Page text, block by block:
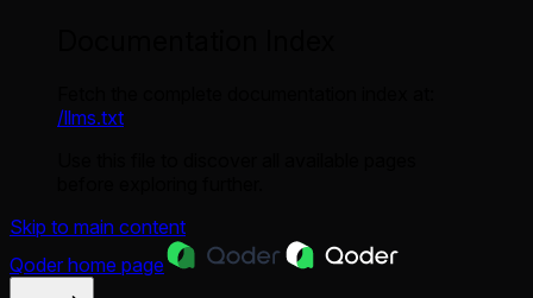
/llms.txt
Skip to main content
Qoder home page